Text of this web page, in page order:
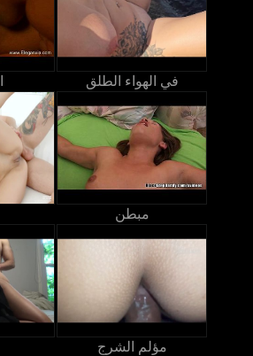
في الهواء الطلق
مبطن
مؤلم الشرج